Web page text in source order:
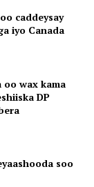
caddeysay
iyo Canada
oo wax kama
DP
soo